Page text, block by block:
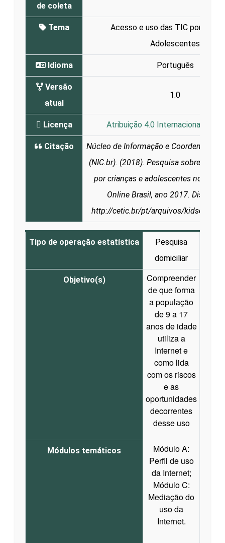
de coleta
Tema
Acesso e uso das TIC por
Adolescentes
Idioma Português
Versão
atual
1.0
Licença Atribuição 4.0 Internacional (CC
Citação
Núcleo de Informação e Coordenação
(NIC.br). (2018). Pesquisa sobre o uso
por crianças e adolescentes no
Online Brasil, ano 2017.
http://cetic.br/pt/arquivos/
Tipo de operação estatística
Pesquisa
domiciliar
Objetivo(s)
Compreender
de que forma
a população
de 9 a 17
anos de idade
utiliza a
Internet e
como lida
com os riscos
e as
oportunidades
decorrentes
desse uso
Módulos temáticos
Módulo A:
Perfil de uso
da Internet;
Módulo C:
Mediação do
uso da
Internet.